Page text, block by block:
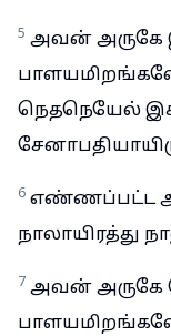
5 அவன் அருகே
நெதநெயேல்
6 எண்ணப்பட்ட
நாலாயிரத்து
7 அவன் அருகே